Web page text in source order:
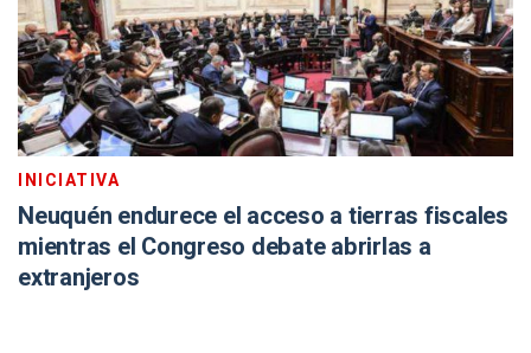
INICIATIVA
Neuquén endurece el acceso a tierras fiscales
mientras el Congreso debate abrirlas a
extranjeros